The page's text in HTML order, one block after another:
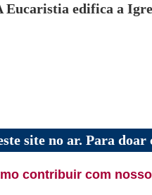
Eucaristia edifica a
site no ar. Para
contribuir com